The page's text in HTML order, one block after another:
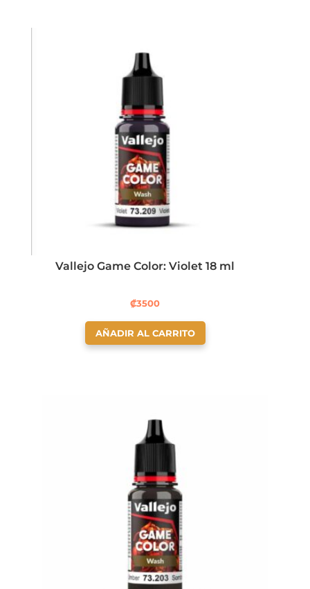
Vallejo Game Color: Violet 18 ml
₡3500
AÑADIR AL CARRITO